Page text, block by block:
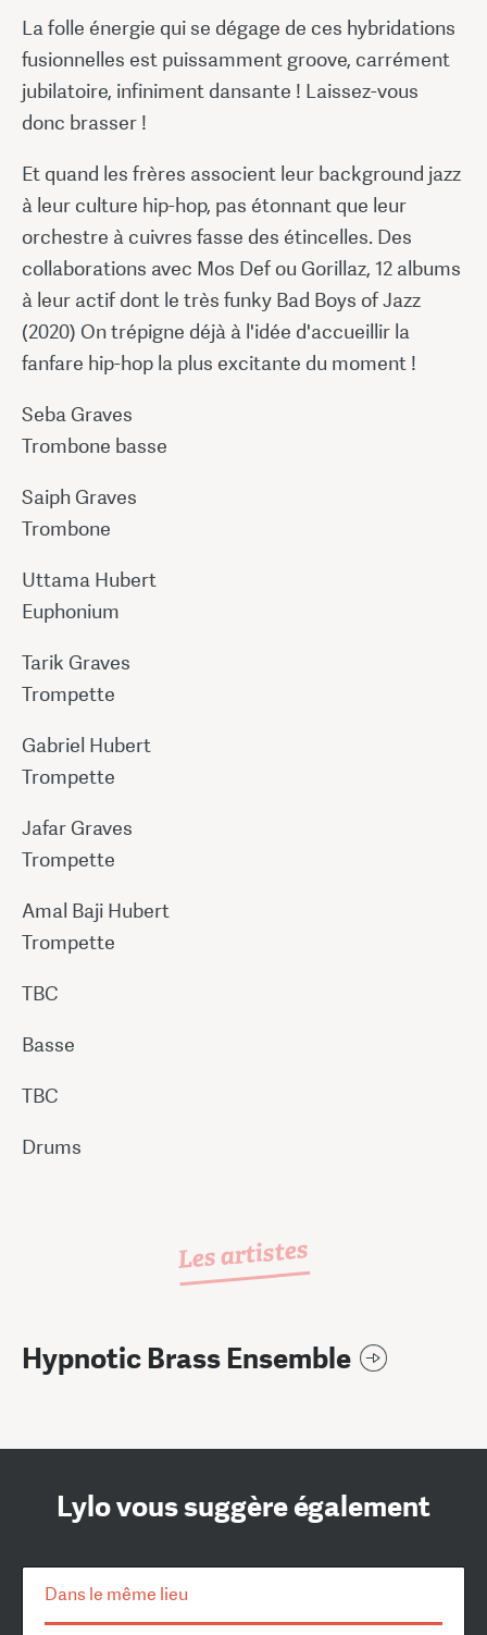
La folle énergie qui se dégage de ces hybridations
fusionnelles est puissamment groove, carrément
jubilatoire, infiniment dansante ! Laissez-vous
donc brasser !
Et quand les frères associent leur background jazz
à leur culture hip-hop, pas étonnant que leur
orchestre à cuivres fasse des étincelles. Des
collaborations avec Mos Def ou Gorillaz, 12 albums
à leur actif dont le très funky Bad Boys of Jazz
(2020) On trépigne déjà à l'idée d'accueillir la
fanfare hip-hop la plus excitante du moment !
Seba Graves
Trombone basse
Saiph Graves
Trombone
Uttama Hubert
Euphonium
Tarik Graves
Trompette
Gabriel Hubert
Trompette
Jafar Graves
Trompette
Amal Baji Hubert
Trompette
TBC
Basse
TBC
Drums
Les artistes
Hypnotic Brass Ensemble
Lylo vous suggère également
Dans le même lieu